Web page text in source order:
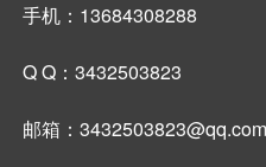
手机：13684308288
Q Q：3432503823
邮箱：3432503823@qq.com